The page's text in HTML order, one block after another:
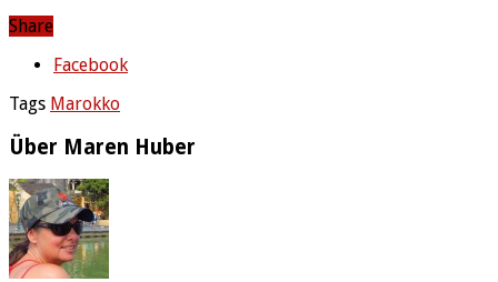
Share
Facebook
Tags Marokko
Über Maren Huber